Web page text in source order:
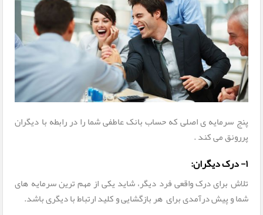
پنج سرمایه ی اصلی که حساب بانک عاطفی شما را در رابطه با دیگران
پررونق می کند .
۱- درک دیگران:
تلاش برای درک واقعی فرد دیگر، شاید یکی از مهم ترین سرمایه های
شما و پیش درآمدی برای هر بازگشایی و کلید ارتباط با دیگری باشد.